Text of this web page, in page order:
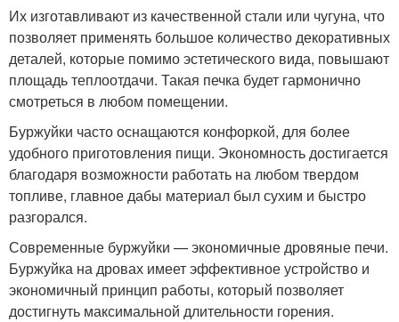
Их изготавливают из качественной стали или чугуна, что
позволяет применять большое количество декоративных
деталей, которые помимо эстетического вида, повышают
площадь теплоотдачи. Такая печка будет гармонично
смотреться в любом помещении.
Буржуйки часто оснащаются конфоркой, для более
удобного приготовления пищи. Экономность достигается
благодаря возможности работать на любом твердом
топливе, главное дабы материал был сухим и быстро
разгорался.
Современные буржуйки — экономичные дровяные печи.
Буржуйка на дровах имеет эффективное устройство и
экономичный принцип работы, который позволяет
достигнуть максимальной длительности горения.